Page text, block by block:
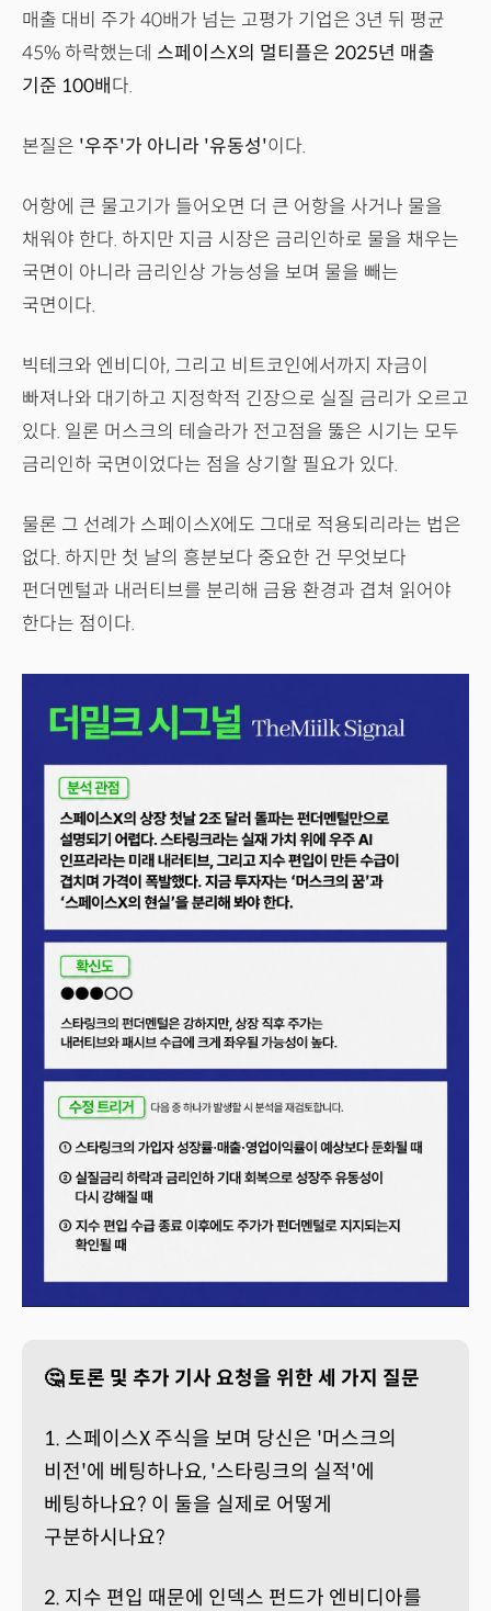
매출 대비 주가 40배가 넘는 고평가 기업은 3년 뒤 평균
45% 하락했는데 스페이스X의 멀티플은 2025년 매출
기준 100배다.
본질은 '우주'가 아니라 '유동성'이다.
어항에 큰 물고기가 들어오면 더 큰 어항을 사거나 물을
채워야 한다. 하지만 지금 시장은 금리인하로 물을 채우는
국면이 아니라 금리인상 가능성을 보며 물을 빼는
국면이다.
빅테크와 엔비디아, 그리고 비트코인에서까지 자금이
빠져나와 대기하고 지정학적 긴장으로 실질 금리가 오르고
있다. 일론 머스크의 테슬라가 전고점을 뚫은 시기는 모두
금리인하 국면이었다는 점을 상기할 필요가 있다.
물론 그 선례가 스페이스X에도 그대로 적용되리라는 법은
없다. 하지만 첫 날의 흥분보다 중요한 건 무엇보다
펀더멘털과 내러티브를 분리해 금융 환경과 겹쳐 읽어야
한다는 점이다.
🤔 토론 및 추가 기사 요청을 위한 세 가지 질문
1. 스페이스X 주식을 보며 당신은 '머스크의
비전'에 베팅하나요, '스타링크의 실적'에
베팅하나요? 이 둘을 실제로 어떻게
구분하시나요?
2. 지수 편입 때문에 인덱스 펀드가 엔비디아를